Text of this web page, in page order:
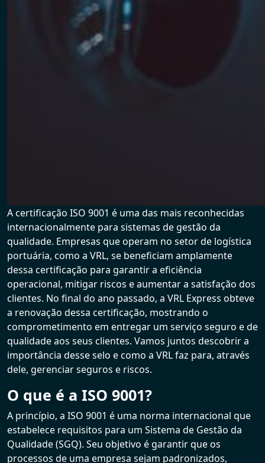
A certificação ISO 9001 é uma das mais reconhecidas
internacionalmente para sistemas de gestão da
qualidade. Empresas que operam no setor de logística
portuária, como a VRL, se beneficiam amplamente
dessa certificação para garantir a eficiência
operacional, mitigar riscos e aumentar a satisfação dos
clientes. No final do ano passado, a VRL Express obteve
a renovação dessa certificação, mostrando o
comprometimento em entregar um serviço seguro e de
qualidade aos seus clientes. Vamos juntos descobrir a
importância desse selo e como a VRL faz para, através
dele, gerenciar seguros e riscos.
O que é a ISO 9001?
A princípio, a ISO 9001 é uma norma internacional que
estabelece requisitos para um Sistema de Gestão da
Qualidade (SGQ). Seu objetivo é garantir que os
processos de uma empresa sejam padronizados,